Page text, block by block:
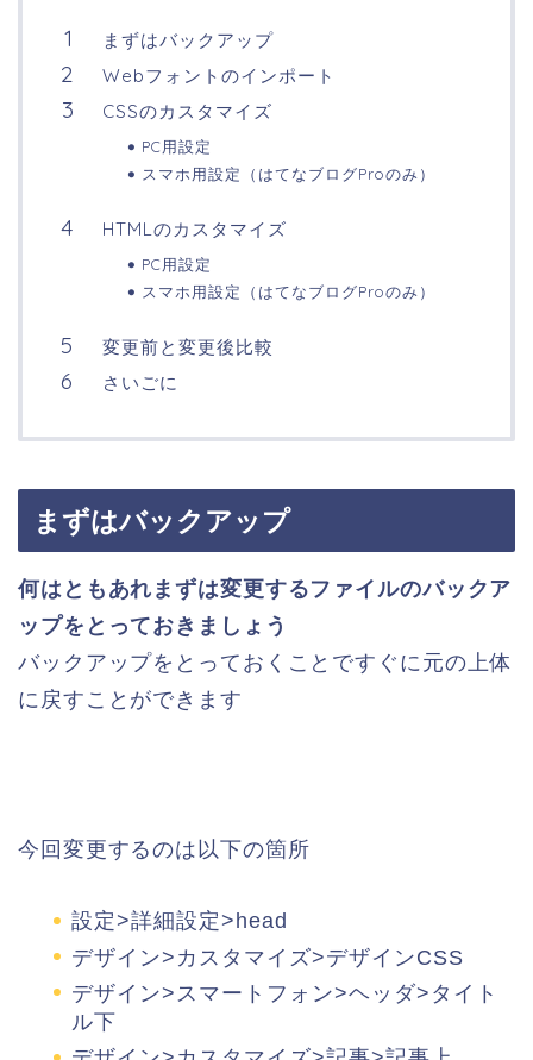
まずはバックアップ
Webフォントのインポート
CSSのカスタマイズ
PC用設定
スマホ用設定（はてなブログProのみ）
HTMLのカスタマイズ
PC用設定
スマホ用設定（はてなブログProのみ）
変更前と変更後比較
さいごに
まずはバックアップ
何はともあれまずは変更するファイルのバックア
ップをとっておきましょう
バックアップをとっておくことですぐに元の上体
に戻すことができます
今回変更するのは以下の箇所
設定>詳細設定>head
デザイン>カスタマイズ>デザインCSS
デザイン>スマートフォン>ヘッダ>タイト
ル下